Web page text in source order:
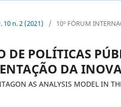
10 n. 2 (2021) / 10º FÓRUM
DE POLÍTICAS
DA
AS ANALYSIS MODEL IN